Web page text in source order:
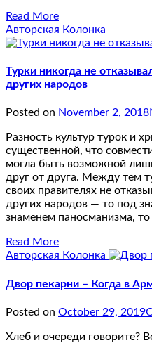
Read More
Авторская Колонка
Турки никогда не
других народов
Posted on November 2, 2018
Разность культур турок и
существенной, что
могла быть возможной
друг от друга. Между тем
своих правителях не
других народов — то под
знаменем паносманизма,
Read More
Авторская Колонка
Двор пекарни – Когда в
Posted on October 29, 2019
Хлеб и очереди говорите?